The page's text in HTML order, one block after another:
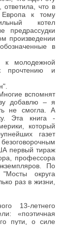
что в
Европа к тому
котел
предрассудки
произведении
в
к молодежной
прочтению и
вспомнят
добавлю – я
не смогла. А
Эта книга -
который
газет
первый тираж
профессора
По
"Мосты округа
раз в жизни,
13-летнего
«поэтичная
пути, о силе